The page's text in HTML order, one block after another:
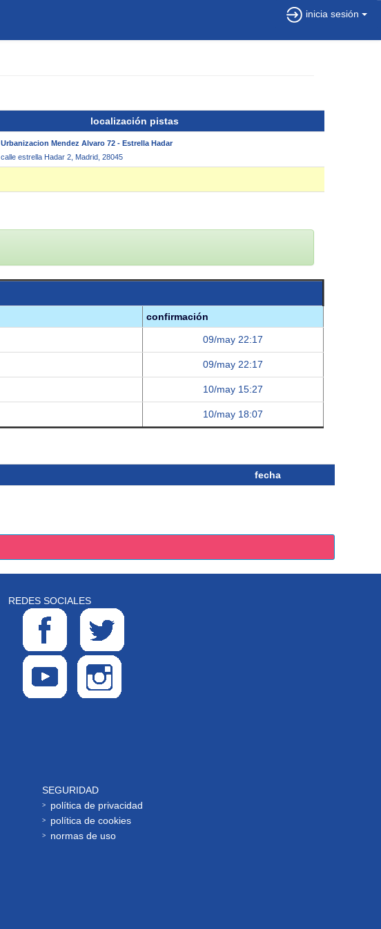
inicia sesión
localización pistas
Urbanizacion Mendez Alvaro 72 - Estrella Hadar
calle estrella Hadar 2, Madrid, 28045
confirmación
09/may 22:17
09/may 22:17
10/may 15:27
10/may 18:07
fecha
REDES SOCIALES
SEGURIDAD
política de privacidad
política de cookies
normas de uso